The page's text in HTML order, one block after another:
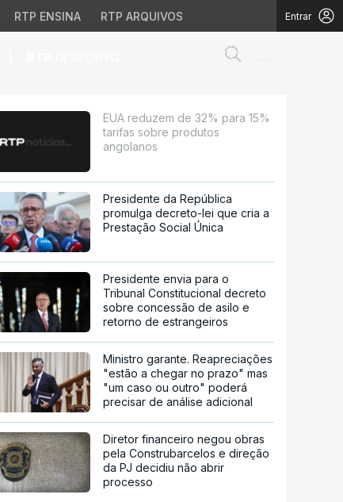
RTP ENSINA RTP ARQUIVOS Entrar
produtos angolanos
EUA reduzem de 32% para 15%
tarifas sobre produtos
angolanos
Presidente da República
promulga decreto-lei que cria a
Prestação Social Única
Presidente envia para o
Tribunal Constitucional decreto
sobre concessão de asilo e
retorno de estrangeiros
Ministro garante. Reapreciações
"estão a chegar no prazo" mas
"um caso ou outro" poderá
precisar de análise adicional
Diretor financeiro negou obras
pela Construbarcelos e direção
da PJ decidiu não abrir
processo